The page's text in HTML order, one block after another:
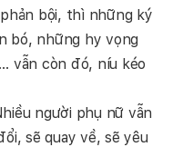
bội, thì những ký
bó, những hy vọng
vẫn còn đó, níu kéo
người phụ nữ vẫn
sẽ quay về, sẽ yêu